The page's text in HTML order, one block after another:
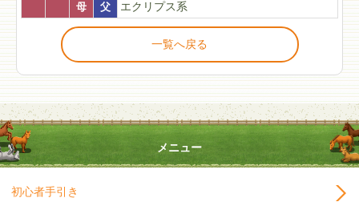
母
父 エクリプス系
一覧へ戻る
メニュー
初心者手引き